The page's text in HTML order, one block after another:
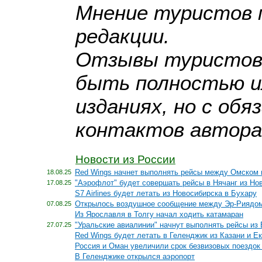
Мнение туристов
редакции.
Отзывы
быть полностью
изданиях, но с
контактов
Новости из России
18.08.25 Red Wings начнет выполнять рейсы между Омском
17.08.25 "Аэрофлот" будет совершать рейсы в Нячанг из
S7 Airlines будет летать из Новосибирска в Бухару
07.08.25 Открылось воздушное сообщение между Эр-
Из Ярославля в Толгу начал ходить катамаран
27.07.25 "Уральские авиалинии" начнут выполнять рейсы из
Red Wings будет летать в Геленджик из Казани и
Россия и Оман увеличили срок безвизовых
В Геленджике открылся аэропорт